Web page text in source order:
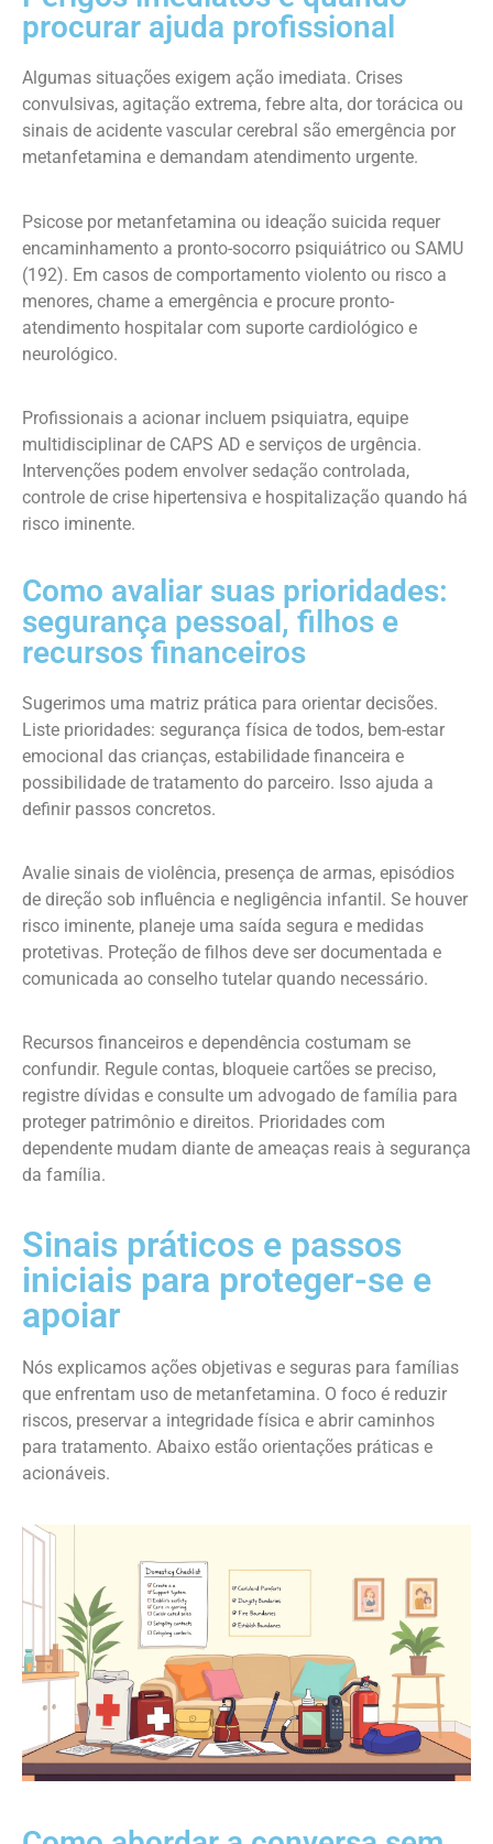
procurar ajuda profissional
Algumas situações exigem ação imediata. Crises
convulsivas, agitação extrema, febre alta, dor torácica ou
sinais de acidente vascular cerebral são emergência por
metanfetamina e demandam atendimento urgente.
Psicose por metanfetamina ou ideação suicida requer
encaminhamento a pronto-socorro psiquiátrico ou SAMU
(192). Em casos de comportamento violento ou risco a
menores, chame a emergência e procure pronto-
atendimento hospitalar com suporte cardiológico e
neurológico.
Profissionais a acionar incluem psiquiatra, equipe
multidisciplinar de CAPS AD e serviços de urgência.
Intervenções podem envolver sedação controlada,
controle de crise hipertensiva e hospitalização quando há
risco iminente.
Como avaliar suas prioridades:
segurança pessoal, filhos e
recursos financeiros
Sugerimos uma matriz prática para orientar decisões.
Liste prioridades: segurança física de todos, bem-estar
emocional das crianças, estabilidade financeira e
possibilidade de tratamento do parceiro. Isso ajuda a
definir passos concretos.
Avalie sinais de violência, presença de armas, episódios
de direção sob influência e negligência infantil. Se houver
risco iminente, planeje uma saída segura e medidas
protetivas. Proteção de filhos deve ser documentada e
comunicada ao conselho tutelar quando necessário.
Recursos financeiros e dependência costumam se
confundir. Regule contas, bloqueie cartões se preciso,
registre dívidas e consulte um advogado de família para
proteger patrimônio e direitos. Prioridades com
dependente mudam diante de ameaças reais à segurança
da família.
Sinais práticos e passos
iniciais para proteger-se e
apoiar
Nós explicamos ações objetivas e seguras para famílias
que enfrentam uso de metanfetamina. O foco é reduzir
riscos, preservar a integridade física e abrir caminhos
para tratamento. Abaixo estão orientações práticas e
acionáveis.